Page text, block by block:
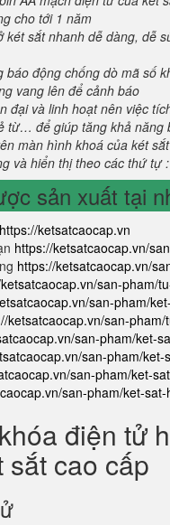
cho tới 1 năm
két sắt nhanh dễ dàng, dễ
báo động chống dò mã số
vang lên để cảnh báo
đại và linh hoạt nên việc
từ… để giúp tăng khả năng
màn hình khoá của két
và hiển thị theo các thứ
sản xuất tại
https://ketsatcaocap.vn
https://ketsatcaocap.vn/
https://ketsatcaocap.vn/
san-pham/
san-pham/
ketsatcaocap.vn/san-
san-pham/ket-
san-pham/ket-
san-pham/ket-
san-pham/ket-
điện tử
sắt cao cấp